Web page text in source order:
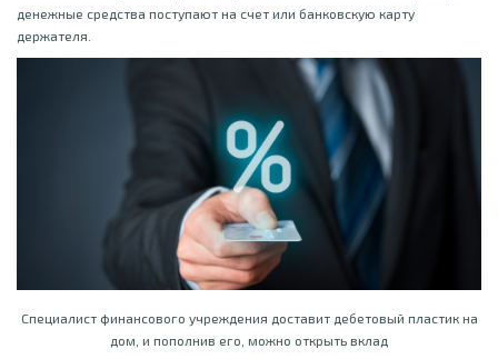
денежные средства поступают на счет или банковскую карту
держателя.
Специалист финансового учреждения доставит дебетовый пластик на
дом, и пополнив его, можно открыть вклад